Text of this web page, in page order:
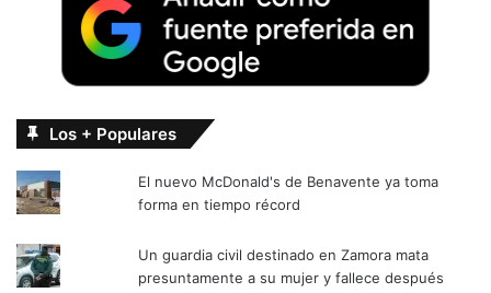
Los + Populares
El nuevo McDonald's de Benavente ya toma
forma en tiempo récord
Un guardia civil destinado en Zamora mata
presuntamente a su mujer y fallece después